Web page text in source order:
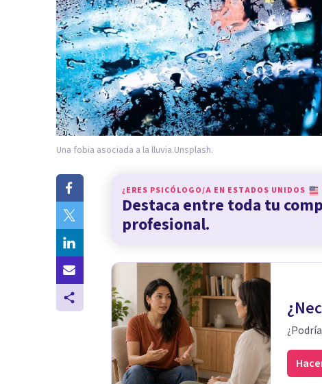
Una fobia asociada a la lluvia.Unsplash.
¿ERES PSICÓLOGO/A EN ESTADOS UNIDOS
Destaca entre toda tu
profesional.